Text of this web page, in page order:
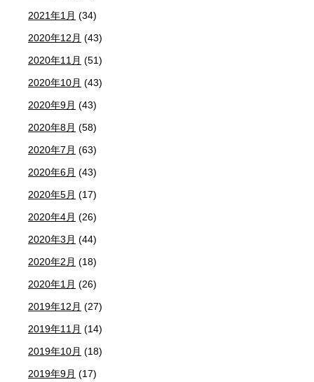
2021年1月 (34)
2020年12月 (43)
2020年11月 (51)
2020年10月 (43)
2020年9月 (43)
2020年8月 (58)
2020年7月 (63)
2020年6月 (43)
2020年5月 (17)
2020年4月 (26)
2020年3月 (44)
2020年2月 (18)
2020年1月 (26)
2019年12月 (27)
2019年11月 (14)
2019年10月 (18)
2019年9月 (17)